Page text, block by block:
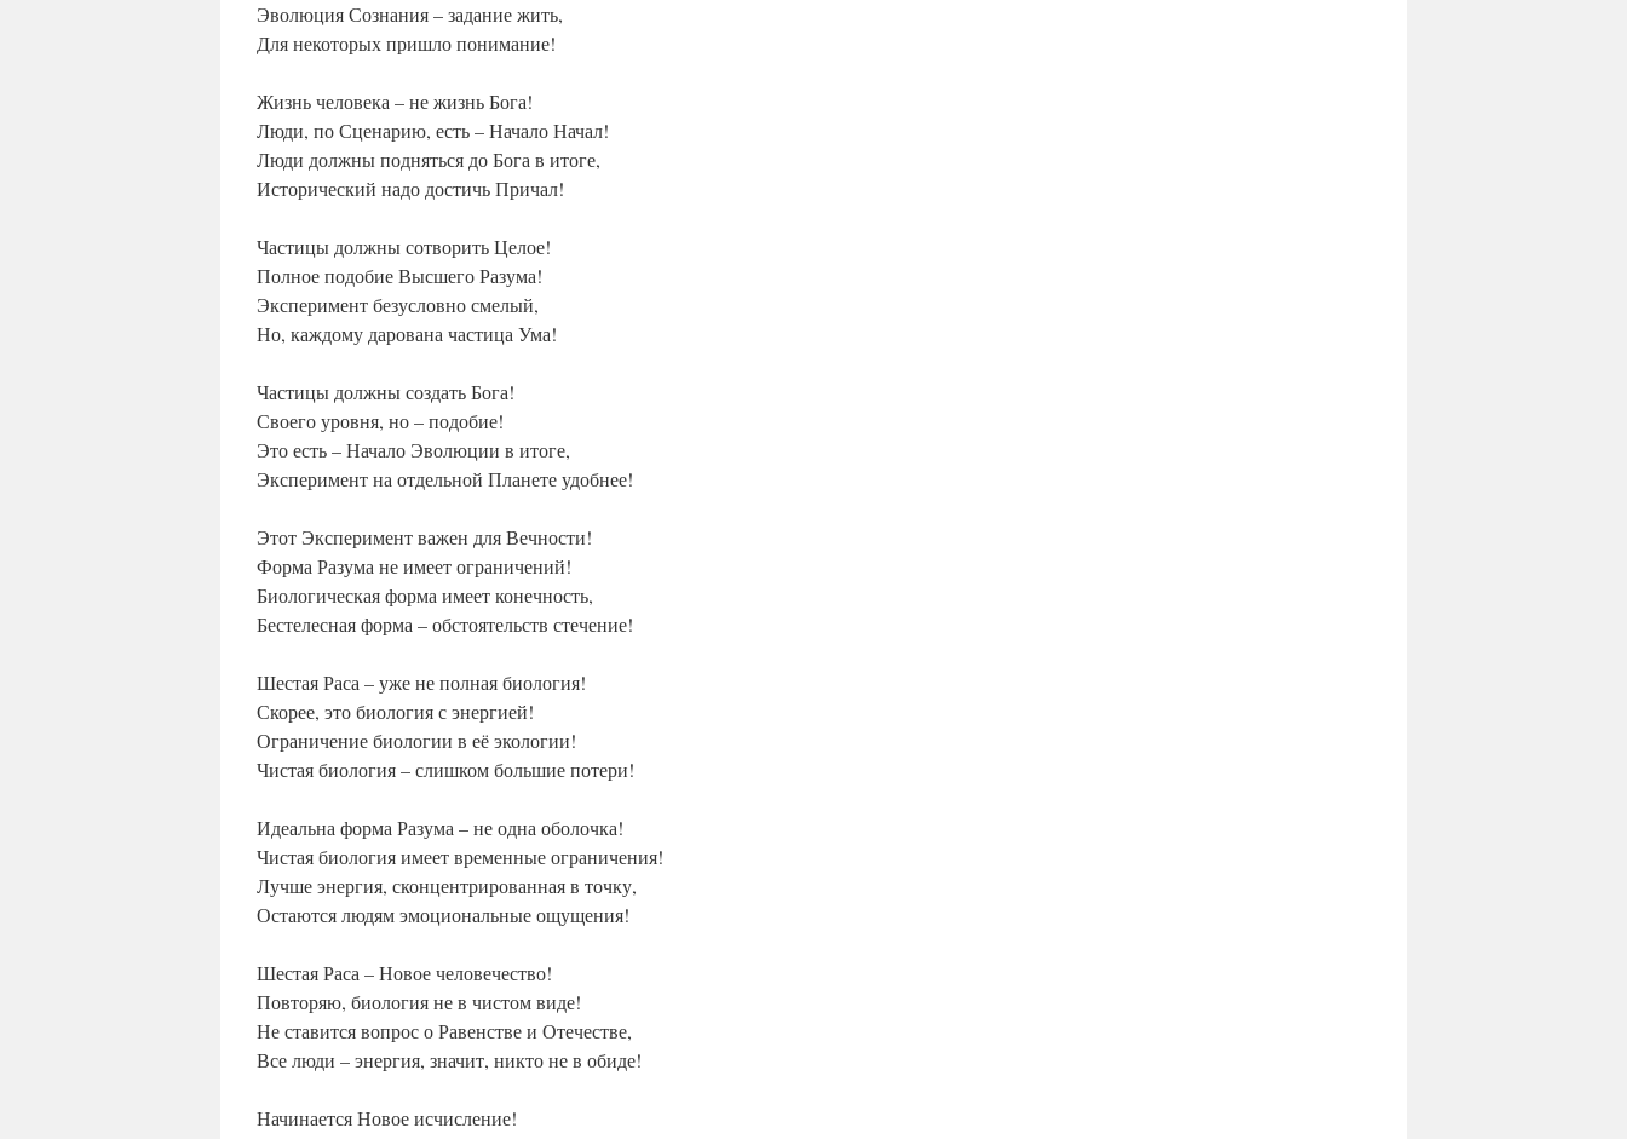
Эволюция Сознания – задание жить,
Для некоторых пришло понимание!
Жизнь человека – не жизнь Бога!
Люди, по Сценарию, есть – Начало Начал!
Люди должны подняться до Бога в итоге,
Исторический надо достичь Причал!
Частицы должны сотворить Целое!
Полное подобие Высшего Разума!
Эксперимент безусловно смелый,
Но, каждому дарована частица Ума!
Частицы должны создать Бога!
Своего уровня, но – подобие!
Это есть – Начало Эволюции в итоге,
Эксперимент на отдельной Планете удобнее!
Этот Эксперимент важен для Вечности!
Форма Разума не имеет ограничений!
Биологическая форма имеет конечность,
Бестелесная форма – обстоятельств стечение!
Шестая Раса – уже не полная биология!
Скорее, это биология с энергией!
Ограничение биологии в её экологии!
Чистая биология – слишком большие потери!
Идеальна форма Разума – не одна оболочка!
Чистая биология имеет временные ограничения!
Лучше энергия, сконцентрированная в точку,
Остаются людям эмоциональные ощущения!
Шестая Раса – Новое человечество!
Повторяю, биология не в чистом виде!
Не ставится вопрос о Равенстве и Отечестве,
Все люди – энергия, значит, никто не в обиде!
Начинается Новое исчисление!